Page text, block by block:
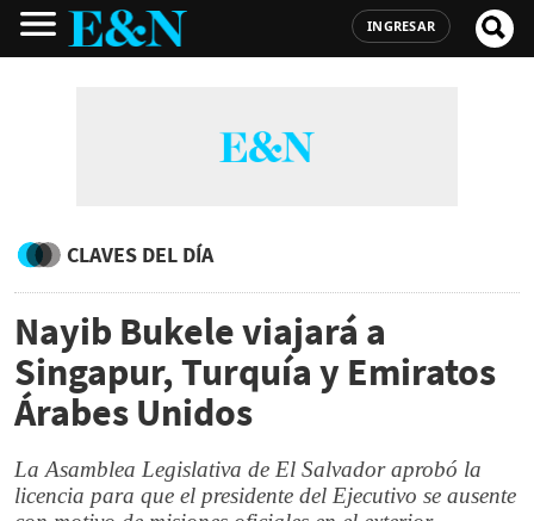
INGRESAR
CLAVES DEL DÍA
Nayib Bukele viajará a
Singapur, Turquía y Emiratos
Árabes Unidos
La Asamblea Legislativa de El Salvador aprobó la
licencia para que el presidente del Ejecutivo se ausente